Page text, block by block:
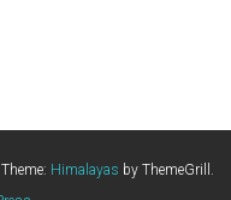
Himalayas by ThemeGrill.